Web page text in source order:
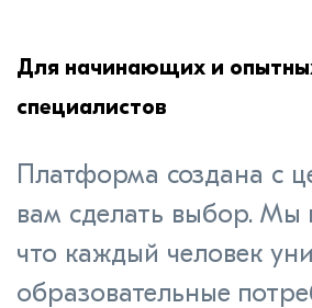
Для начинающих и
специалистов
Платформа создана с
вам сделать выбор. Мы
что каждый человек
образовательные